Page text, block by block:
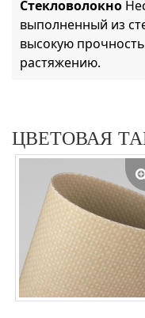
Стекловолокно
выполненный из
высокую
растяжению.
ЦВЕТОВАЯ